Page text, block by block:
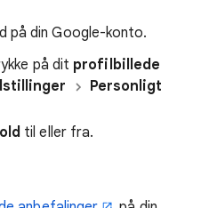
på din Google-konto.
på dit profilbillede
Personligt
til eller fra.